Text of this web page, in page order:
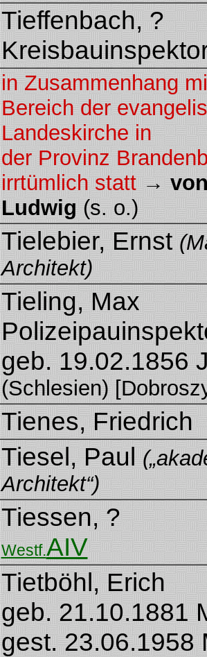
Tieffenbach, ?
in Zusammenhang
Bereich der
Landeskirche in
der Provinz
irrtümlich statt→
Ludwig(s. o.)
Tielebier, Ernst
Architekt)
Tieling, Max
geb. 19.02.1856
(Schlesien)
Tienes, Friedrich
Tiesel, Paul
Architekt“)
Tiessen, ?
Westf.AIV
Tietböhl, Erich
geb. 21.10.1881
gest. 23.06.1958